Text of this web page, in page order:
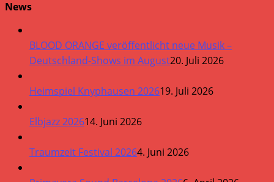
News
BLOOD ORANGE veröffentlicht neue Musik –
Deutschland-Shows im August20. Juli 2026
Heimspiel Knyphausen 202619. Juli 2026
Elbjazz 202614. Juni 2026
Traumzeit Festival 20264. Juni 2026